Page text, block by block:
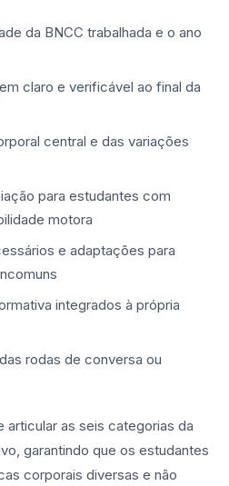
da BNCC trabalhada e o ano
claro e verificável ao final da
central e das variações
para estudantes com
motora
e adaptações para
integrados à própria
rodas de conversa ou
articular as seis categorias da
garantindo que os estudantes
corporais diversas e não